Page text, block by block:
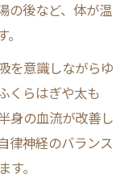
の後など、体が温
を意識しながらゆ
くらはぎや太も
身の血流が改善し
律神経のバランス
。